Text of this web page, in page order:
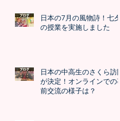
日本の7月の風物詩！七夕
の授業を実施しました
日本の中高生のさくら訪問
が決定！オンラインでの事
前交流の様子は？